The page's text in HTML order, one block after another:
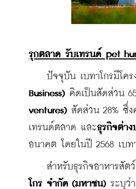
รุกตลาด รับเทรนด์ pet
ปัจจุบัน เบทาโกรมีโครง
Business) คิดเป็นสัดส่วน
ventures) สัดส่วน 28% ซึ่ง
เทรนด์ตลาด และธุรกิจต่าง
อนาคต โดยในปี 2568 เบท
สำหรับธุรกิจอาหารสัตว์
โกร จำกัด (มหาชน) ระบุว่า